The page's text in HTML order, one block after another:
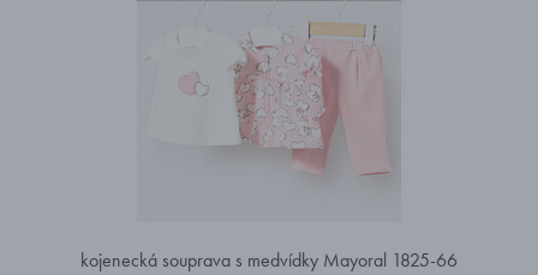
kojenecká souprava s medvídky Mayoral 1825-66